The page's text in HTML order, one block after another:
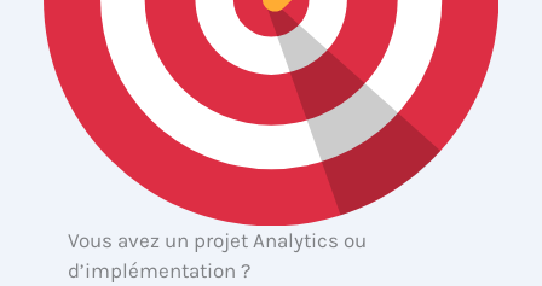
Vous avez un projet Analytics ou
d’implémentation ?